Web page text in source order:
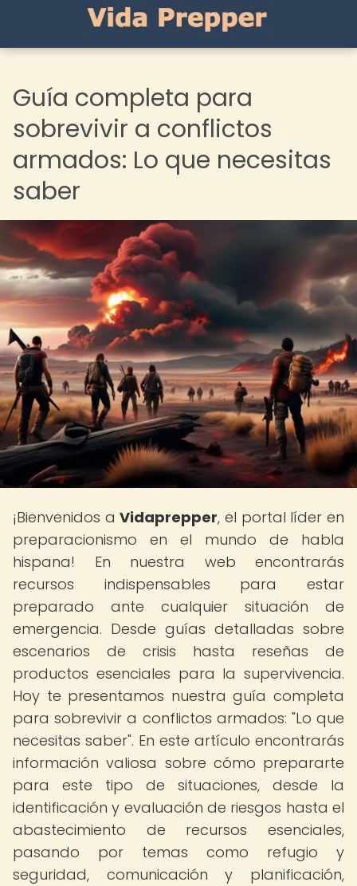
Guía completa para
sobrevivir a conflictos
armados: Lo que necesitas
saber
¡Bienvenidos aVidaprepper, el portal líder en
preparacionismo en el mundo de habla
hispana! En nuestra web encontrarás
recursos indispensables para estar
preparado ante cualquier situación de
emergencia. Desde guías detalladas sobre
escenarios de crisis hasta reseñas de
productos esenciales para la supervivencia.
Hoy te presentamos nuestra guía completa
para sobrevivir a conflictos armados: "Lo que
necesitas saber". En este artículo encontrarás
información valiosa sobre cómo prepararte
para este tipo de situaciones, desde la
identificación y evaluación de riesgos hasta el
abastecimiento de recursos esenciales,
pasando por temas como refugio y
seguridad, comunicación y planificación,